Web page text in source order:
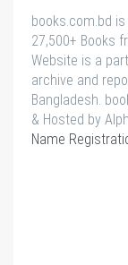
books.com.bd
27,500+ Books
Website is a
archive and
Bangladesh.
& Hosted by
Name